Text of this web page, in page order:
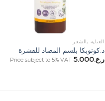
العناية بالشعر
د.كونوبكا بلسم المضاد للقشرة
ر.ع.5.000
Price subject to 5% VAT